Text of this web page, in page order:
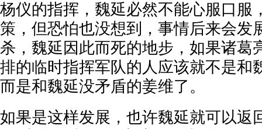
杨仪的指挥，魏延必然不能心服口服
策，但恐怕也没想到，事情后来会发
杀，魏延因此而死的地步，如果诸葛
排的临时指挥军队的人应该就不是和
而是和魏延没矛盾的姜维了。
如果是这样发展，也许魏延就可以返